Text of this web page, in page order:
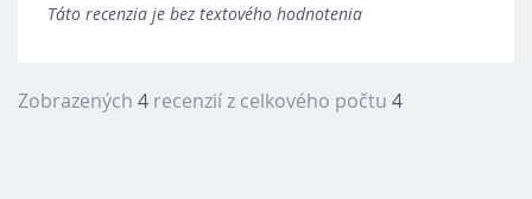
Táto recenzia je bez textového hodnotenia
Zobrazených 4 recenzií z celkového počtu 4